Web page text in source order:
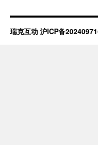
瑞克互动 沪ICP备